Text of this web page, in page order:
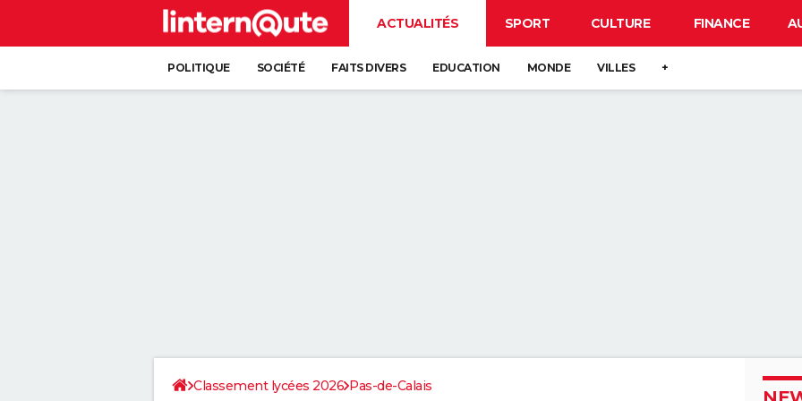
ACTUALITÉS SPORT CULTURE FINANCE
POLITIQUE SOCIÉTÉ FAITS DIVERS EDUCATION MONDE VILLES +
Classement lycées 2026 Pas-de-Calais